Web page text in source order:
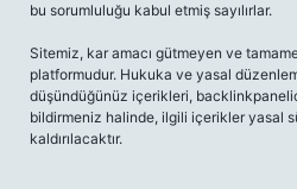
bu sorumluluğu kabul etmiş sayılırlar.
Sitemiz, kar amacı gütmeyen ve
platformudur. Hukuka ve yasal
düşündüğünüz içerikleri,
bildirmeniz halinde, ilgili içerikler yasal
kaldırılacaktır.